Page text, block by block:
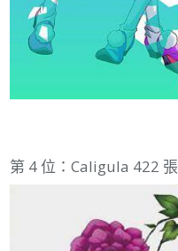
第 4 位：Caligula 422 張